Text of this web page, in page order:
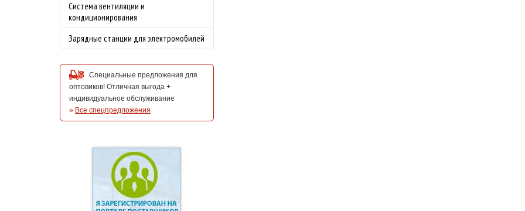
Система вентиляции и
кондиционирования
Зарядные станции для электромобилей
Специальные предложения для
оптовиков! Отличная выгода +
индивидуальное обслуживание
» Все спецпредложения